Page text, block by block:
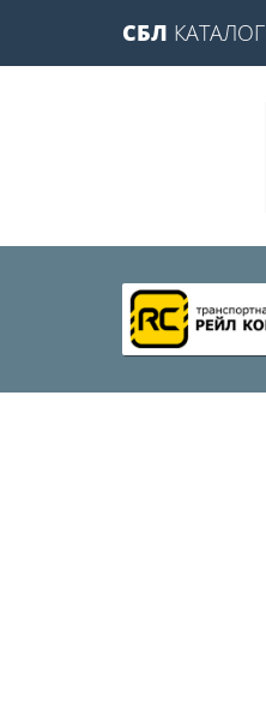
СБЛ КАТАЛОГ